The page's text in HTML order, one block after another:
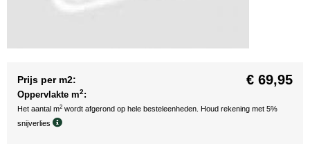
Prijs per m2: € 69,95
Oppervlakte m2:
Het aantal m2 wordt afgerond op hele besteleenheden. Houd rekening met 5%
snijverlies